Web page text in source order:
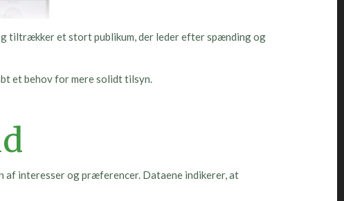
tiltrækker et stort publikum, der leder efter spænding og
et behov for mere solidt tilsyn.
af interesser og præferencer. Dataene indikerer, at